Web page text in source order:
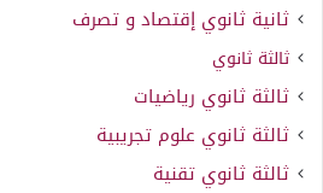
ثانية ثانوي إقتصاد و تصرف
ثالثة ثانوي
ثالثة ثانوي رياضيات
ثالثة ثانوي علوم تجريبية
ثالثة ثانوي تقنية